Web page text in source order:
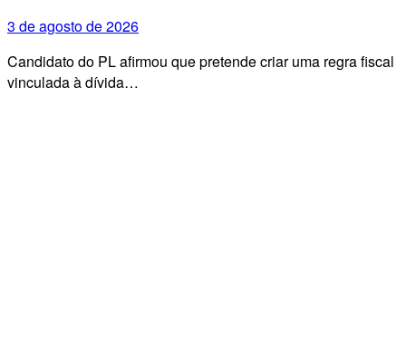
3 de agosto de 2026
Candidato do PL afirmou que pretende criar uma regra fiscal
vinculada à dívida…